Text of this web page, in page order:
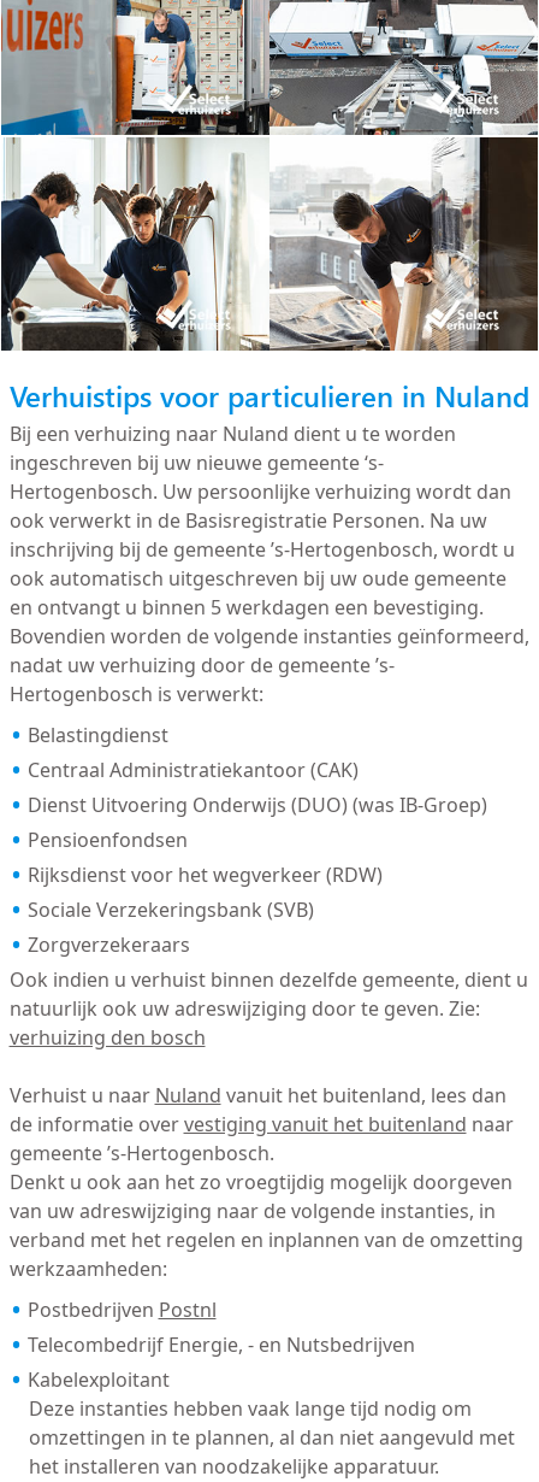
Verhuistips voor particulieren in Nuland
Bij een verhuizing naar Nuland dient u te worden
ingeschreven bij uw nieuwe gemeente ‘s-
Hertogenbosch. Uw persoonlijke verhuizing wordt dan
ook verwerkt in de Basisregistratie Personen. Na uw
inschrijving bij de gemeente ’s-Hertogenbosch, wordt u
ook automatisch uitgeschreven bij uw oude gemeente
en ontvangt u binnen 5 werkdagen een bevestiging.
Bovendien worden de volgende instanties geïnformeerd,
nadat uw verhuizing door de gemeente ’s-
Hertogenbosch is verwerkt:
Belastingdienst
Centraal Administratiekantoor (CAK)
Dienst Uitvoering Onderwijs (DUO) (was IB-Groep)
Pensioenfondsen
Rijksdienst voor het wegverkeer (RDW)
Sociale Verzekeringsbank (SVB)
Zorgverzekeraars
Ook indien u verhuist binnen dezelfde gemeente, dient u
natuurlijk ook uw adreswijziging door te geven. Zie:
verhuizing den bosch
Verhuist u naar Nuland vanuit het buitenland, lees dan
de informatie overvestiging vanuit het buitenland naar
gemeente ’s-Hertogenbosch.
Denkt u ook aan het zo vroegtijdig mogelijk doorgeven
van uw adreswijziging naar de volgende instanties, in
verband met het regelen en inplannen van de omzetting
werkzaamheden:
Postbedrijven Postnl
Telecombedrijf Energie, - en Nutsbedrijven
Kabelexploitant
Deze instanties hebben vaak lange tijd nodig om
omzettingen in te plannen, al dan niet aangevuld met
het installeren van noodzakelijke apparatuur.